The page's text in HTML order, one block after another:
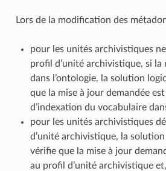
Lors de la modification des
pour les unités archivistiques
profil d’unité archivistique, si la
dans l’ontologie, la solution
que la mise à jour demandée
d’indexation du vocabulaire
pour les unités archivistiques
d’unité archivistique, la
vérifie que la mise à jour
au profil d’unité archivistique